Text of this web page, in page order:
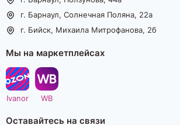
г. Барнаул, Солнечная Поляна, 22а
г. Бийск, Михаила Митрофанова, 2б
Мы на маркетплейсах
Ivanor WB
Оставайтесь на связи